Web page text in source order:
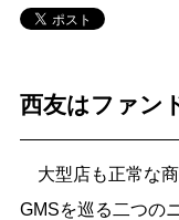
西友はファン
大型店も正常な商
GMSを巡る二つの